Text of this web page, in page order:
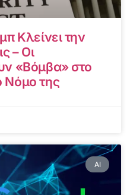
Κλείνει την
– Οι
«Βόμβα» στο
Νόμο της
AI